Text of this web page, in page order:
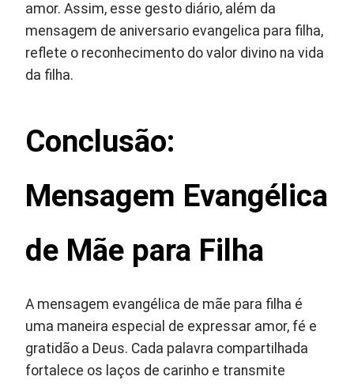
amor. Assim, esse gesto diário, além da
mensagem de aniversario evangelica para filha,
reflete o reconhecimento do valor divino na vida
da filha.
Conclusão:
Mensagem Evangélica
de Mãe para Filha
A mensagem evangélica de mãe para filha é
uma maneira especial de expressar amor, fé e
gratidão a Deus. Cada palavra compartilhada
fortalece os laços de carinho e transmite